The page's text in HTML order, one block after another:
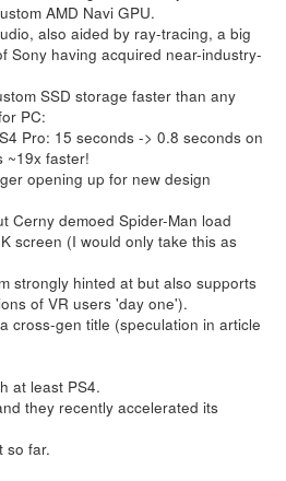
AMD Navi GPU.
also aided by ray-tracing, a big
Sony having acquired near-industry-
SSD storage faster than any
PC:
Pro: 15 seconds -> 0.8 seconds on
~19x faster!
opening up for new design
Cerny demoed Spider-Man load
screen (I would only take this as
strongly hinted at but also supports
of VR users 'day one').
cross-gen title (speculation in article
at least PS4.
they recently accelerated its
so far.